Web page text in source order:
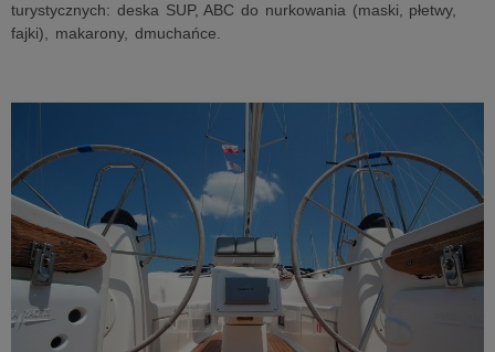
turystycznych: deska SUP, ABC do nurkowania (maski, płetwy,
fajki), makarony, dmuchańce.